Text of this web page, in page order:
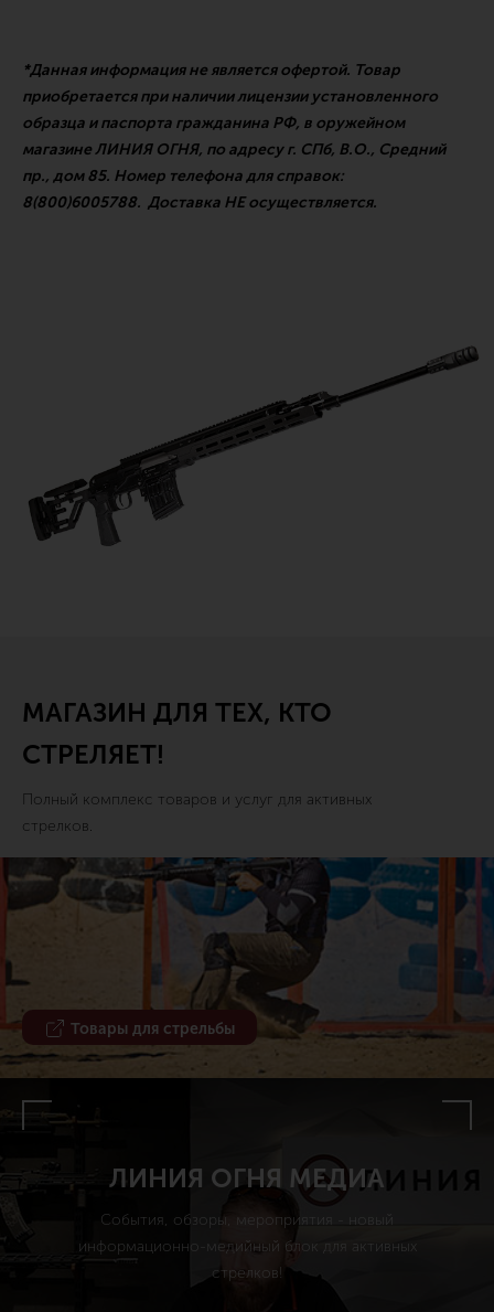
*Данная информация не является офертой. Товар
приобретается при наличии лицензии установленного
образца и паспорта гражданина РФ, в оружейном
магазине ЛИНИЯ ОГНЯ, по адресу г. СПб, В.О., Средний
пр., дом 85. Номер телефона для справок:
8(800)6005788. Доставка НЕ осуществляется.
ЛИНИЯ ОГНЯ МЕДИА
События, обзоры, мероприятия - новый
информационно-медийный блок для активных
стрелков!
МАГАЗИН ДЛЯ ТЕХ, КТО
СТРЕЛЯЕТ!
Полный комплекс товаров и услуг для активных
стрелков.
Товары для стрельбы